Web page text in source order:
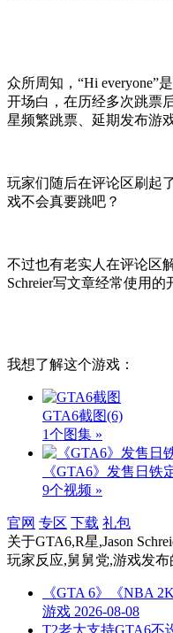
众所周知，“Hi everyone”
开场白，在历经多次跳票
星频繁跳票、延期发布游
玩家们随后在评论区刷起
戏不会真要跳吧？
不过也有老实人在评论区
Schreier写文章经常使用的
我想了解这个游戏：
GTA6截图(6)
1个图集 »
《GTA6》发售日铁
9个视频 »
官网 专区 下载 礼包
关于GTA6,R星,Jason
玩家反应,舅舅党,游戏发布
《GTA 6》《NBA
游戏 2026-08-08
T2老大支持GTA6不